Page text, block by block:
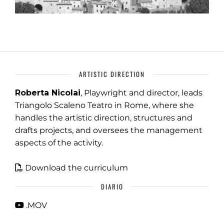
ARTISTIC DIRECTION
Roberta Nicolai, Playwright and director, leads
Triangolo Scaleno Teatro in Rome, where she
handles the artistic direction, structures and
drafts projects, and oversees the management
aspects of the activity.
Download the curriculum
DIARIO
.MOV